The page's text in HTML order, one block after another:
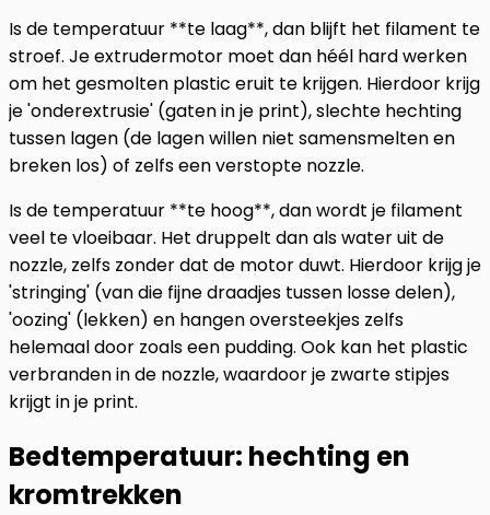
Is de temperatuur **te laag**, dan blijft het filament te
stroef. Je extrudermotor moet dan héél hard werken
om het gesmolten plastic eruit te krijgen. Hierdoor krijg
je 'onderextrusie' (gaten in je print), slechte hechting
tussen lagen (de lagen willen niet samensmelten en
breken los) of zelfs een verstopte nozzle.
Is de temperatuur **te hoog**, dan wordt je filament
veel te vloeibaar. Het druppelt dan als water uit de
nozzle, zelfs zonder dat de motor duwt. Hierdoor krijg je
'stringing' (van die fijne draadjes tussen losse delen),
'oozing' (lekken) en hangen oversteekjes zelfs
helemaal door zoals een pudding. Ook kan het plastic
verbranden in de nozzle, waardoor je zwarte stipjes
krijgt in je print.
Bedtemperatuur: hechting en
kromtrekken